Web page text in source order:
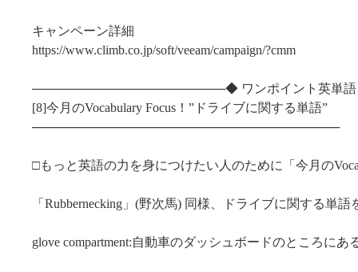
キャンペーン詳細
https://www.climb.co.jp/soft/veeam/campaign/?cmm
──────────────────────◆ ワンポイント英単
[8]今月のVocabulary Focus！”ドライブに関する単語”
───────────────────────────────────
□もっと英語の力を身につけたい人のために「今月の
「Rubbernecking」(野次馬) 同様、ドライブに関する単
glove compartment:自動車のダッシュボードのところにあ